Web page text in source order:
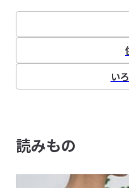
い
読みもの